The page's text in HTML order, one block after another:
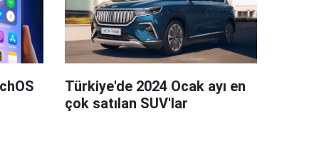
Türkiye'de 2024 Ocak ayı en
çok satılan SUV'lar